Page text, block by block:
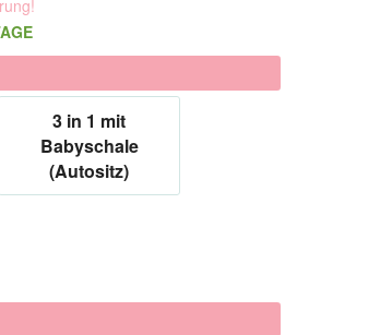
3 in 1 mit
Babyschale
(Autositz)